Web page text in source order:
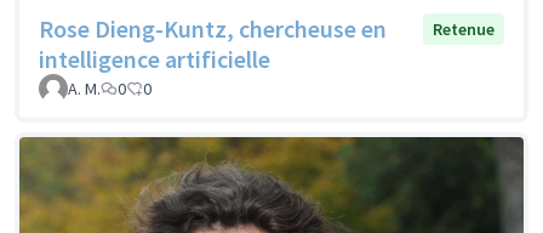
Rose Dieng-Kuntz, chercheuse en
intelligence artificielle
Retenue
A. M. 0 0